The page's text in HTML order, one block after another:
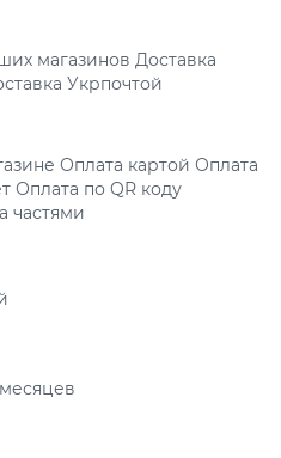
магазинов Доставка
Укрпочтой
Оплата картой Оплата
Оплата по QR коду
частями